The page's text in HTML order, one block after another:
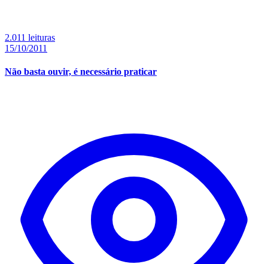
2.011 leituras
15/10/2011
Não basta ouvir, é necessário praticar